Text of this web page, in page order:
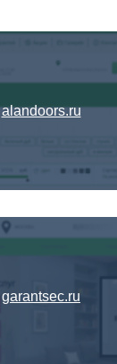
alandoors.ru
garantsec.ru